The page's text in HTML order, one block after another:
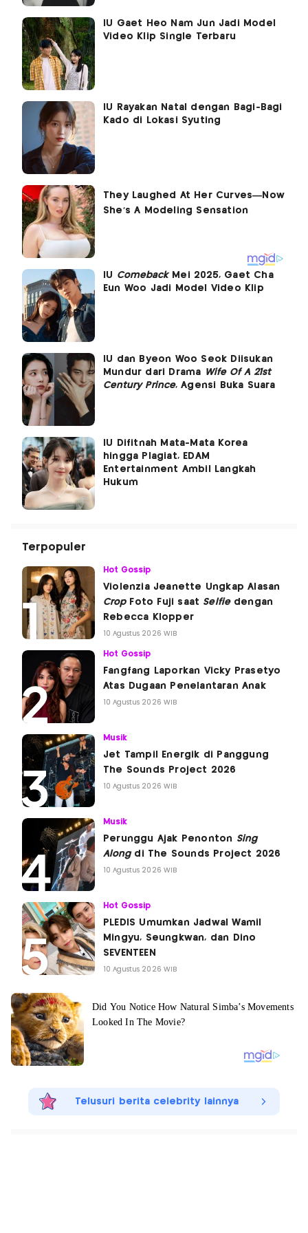
IU Gaet Heo Nam Jun Jadi Model
Video Klip Single Terbaru
IU Rayakan Natal dengan Bagi-Bagi
Kado di Lokasi Syuting
IU ComebackMei 2025, Gaet Cha
Eun Woo Jadi Model Video Klip
IU dan Byeon Woo Seok Diisukan
Mundur dari Drama
Wife Of A 21st
Century Prince, Agensi Buka Suara
IU Difitnah Mata-Mata Korea
hingga Plagiat, EDAM
Entertainment Ambil Langkah
Hukum
Terpopuler
Hot Gossip
Violenzia Jeanette Ungkap Alasan
CropFoto Fuji saat Selfiedengan
Rebecca Klopper
10 Agustus 2026 WIB
Hot Gossip
Fangfang Laporkan Vicky Prasetyo
Atas Dugaan Penelantaran Anak
10 Agustus 2026 WIB
Musik
Jet Tampil Energik di Panggung
The Sounds Project 2026
10 Agustus 2026 WIB
Musik
Perunggu Ajak Penonton Sing
Alongdi The Sounds Project 2026
10 Agustus 2026 WIB
Hot Gossip
PLEDIS Umumkan Jadwal Wamil
Mingyu, Seungkwan, dan Dino
SEVENTEEN
10 Agustus 2026 WIB
Telusuri berita celebrity lainnya